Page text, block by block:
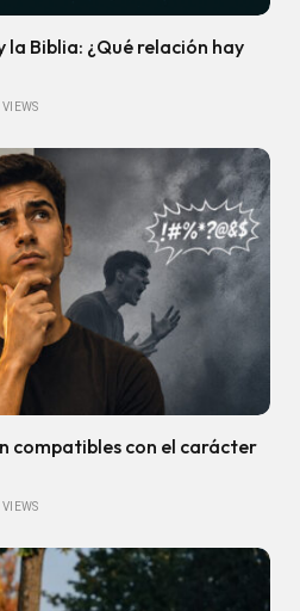
la Biblia: ¿Qué relación hay
VIEWS
compatibles con el carácter
VIEWS